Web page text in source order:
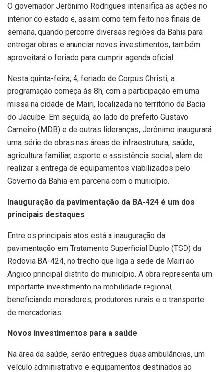
O governador Jerônimo Rodrigues intensifica as ações no
interior do estado e, assim como tem feito nos finais de
semana, quando percorre diversas regiões da Bahia para
entregar obras e anunciar novos investimentos, também
aproveitará o feriado para cumprir agenda oficial.
Nesta quinta-feira, 4, feriado de Corpus Christi, a
programação começa às 8h, com a participação em uma
missa na cidade de Mairi, localizada no território da Bacia
do Jacuípe. Em seguida, ao lado do prefeito Gustavo
Carneiro (MDB) e de outras lideranças, Jerônimo inaugurará
uma série de obras nas áreas de infraestrutura, saúde,
agricultura familiar, esporte e assistência social, além de
realizar a entrega de equipamentos viabilizados pelo
Governo da Bahia em parceria com o município.
Inauguração da pavimentação da BA-424 é um dos
principais destaques
Entre os principais atos está a inauguração da
pavimentação em Tratamento Superficial Duplo (TSD) da
Rodovia BA-424, no trecho que liga a sede de Mairi ao
Angico principal distrito do município. A obra representa um
importante investimento na mobilidade regional,
beneficiando moradores, produtores rurais e o transporte
de mercadorias.
Novos investimentos para a saúde
Na área da saúde, serão entregues duas ambulâncias, um
veículo administrativo e equipamentos destinados ao